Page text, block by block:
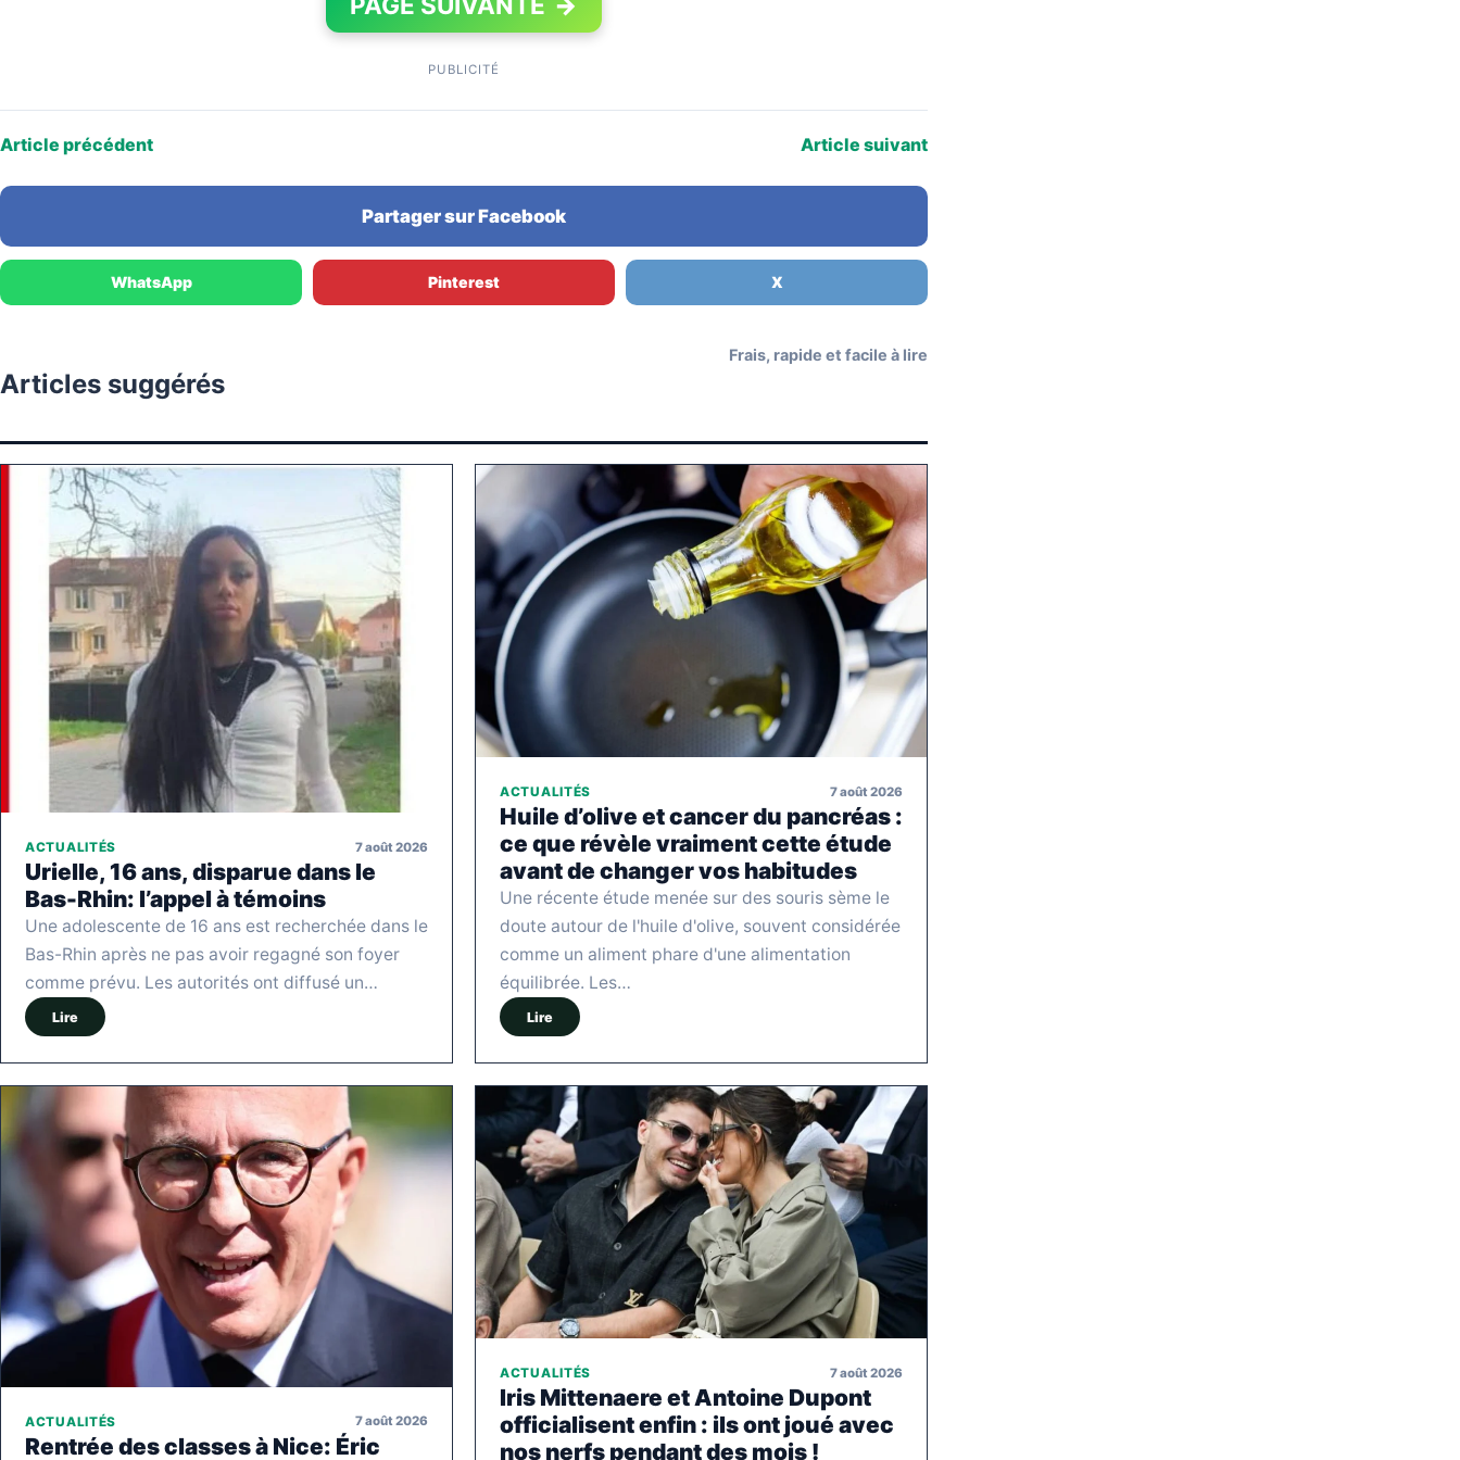
PUBLICITÉ
Article précédent Article suivant
Partager sur Facebook
WhatsApp Pinterest X
Articles suggérés
Frais, rapide et facile à lire
ACTUALITÉS 7 août 2026
Urielle, 16 ans, disparue dans le
Bas-Rhin: l’appel à témoins
Une adolescente de 16 ans est recherchée dans le
Bas-Rhin après ne pas avoir regagné son foyer
comme prévu. Les autorités ont diffusé un…
Lire
ACTUALITÉS 7 août 2026
Huile d’olive et cancer du pancréas :
ce que révèle vraiment cette étude
avant de changer vos habitudes
Une récente étude menée sur des souris sème le
doute autour de l'huile d'olive, souvent considérée
comme un aliment phare d'une alimentation
équilibrée. Les…
Lire
ACTUALITÉS 7 août 2026
Rentrée des classes à Nice: Éric
ACTUALITÉS 7 août 2026
Iris Mittenaere et Antoine Dupont
officialisent enfin : ils ont joué avec
nos nerfs pendant des mois !